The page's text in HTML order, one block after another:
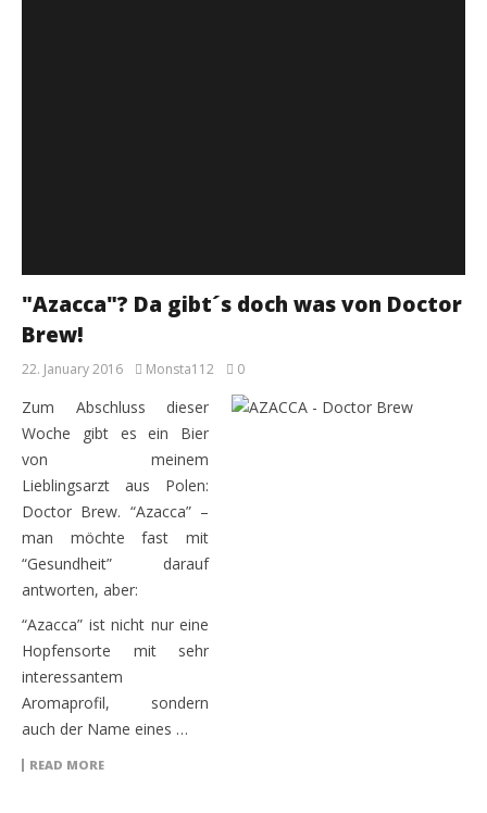
"Azacca"? Da gibt´s doch was von Doctor
Brew!
22. January 2016 Monsta112 0
Zum Abschluss dieser
Woche gibt es ein Bier
von meinem
Lieblingsarzt aus Polen:
Doctor Brew. “Azacca” –
man möchte fast mit
“Gesundheit” darauf
antworten, aber:
“Azacca” ist nicht nur eine
Hopfensorte mit sehr
interessantem
Aromaprofil, sondern
auch der Name eines …
READ MORE